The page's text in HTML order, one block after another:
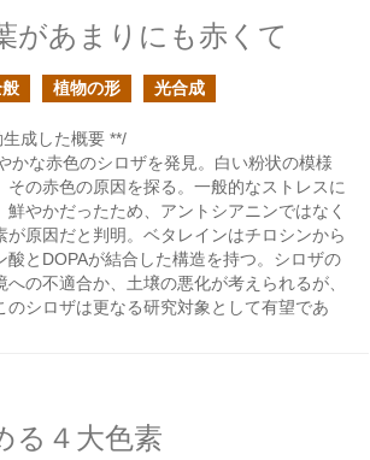
があまりにも赤くて
植物の形 光合成
生成した概要 **/
かな赤色のシロザを発見。白い粉状の模様
その赤色の原因を探る。一般的なストレスに
鮮やかだったため、アントシアニンではなく
が原因だと判明。ベタレインはチロシンから
酸とDOPAが結合した構造を持つ。シロザの
の不適合か、土壌の悪化が考えられるが、
のシロザは更なる研究対象として有望であ
る４大色素